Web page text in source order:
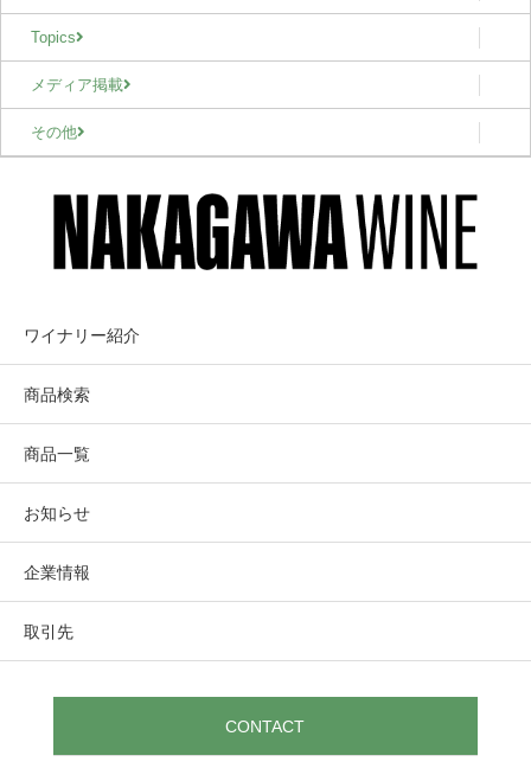
Topics
メディア掲載
その他
ワイナリー紹介
商品検索
商品一覧
お知らせ
企業情報
取引先
CONTACT